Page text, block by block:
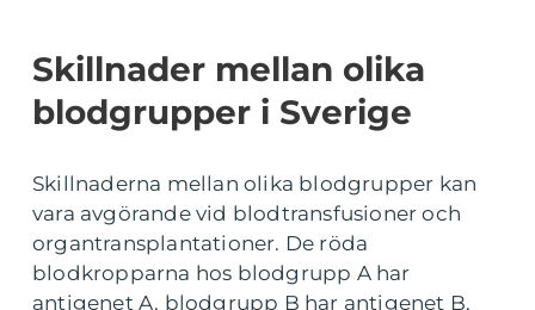
Skillnader mellan olika
blodgrupper i Sverige
Skillnaderna mellan olika blodgrupper kan
vara avgörande vid blodtransfusioner och
organtransplantationer. De röda
blodkropparna hos blodgrupp A har
antigenet A, blodgrupp B har antigenet B,